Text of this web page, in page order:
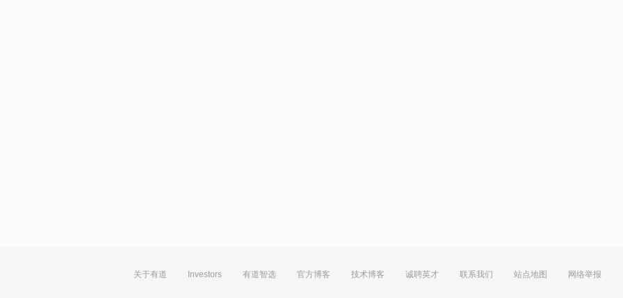
关于有道 Investors 有道智选 官方博客 技术博客 诚聘英才 联系我们 站点地图 网络举报